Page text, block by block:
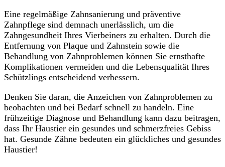
Eine regelmäßige Zahnsanierung und präventive
Zahnpflege sind demnach unerlässlich, um die
Zahngesundheit Ihres Vierbeiners zu erhalten. Durch die
Entfernung von Plaque und Zahnstein sowie die
Behandlung von Zahnproblemen können Sie ernsthafte
Komplikationen vermeiden und die Lebensqualität Ihres
Schützlings entscheidend verbessern.
Denken Sie daran, die Anzeichen von Zahnproblemen zu
beobachten und bei Bedarf schnell zu handeln. Eine
frühzeitige Diagnose und Behandlung kann dazu beitragen,
dass Ihr Haustier ein gesundes und schmerzfreies Gebiss
hat. Gesunde Zähne bedeuten ein glückliches und gesundes
Haustier!